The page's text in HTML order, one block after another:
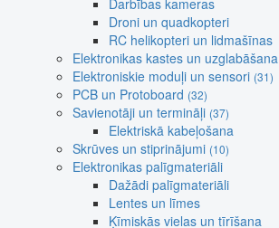
Darbības kameras
Droni un quadkopteri
RC helikopteri un lidmašīnas
Elektronikas kastes un uzglabāšana
Elektroniskie moduļi un sensori (31)
PCB un Protoboard (32)
Savienotāji un termināļi (37)
Elektriskā kabeļošana
Skrūves un stiprinājumi (10)
Elektronikas palīgmateriāli
Dažādi palīgmateriāli
Lentes un līmes
Ķīmiskās vielas un tīrīšana